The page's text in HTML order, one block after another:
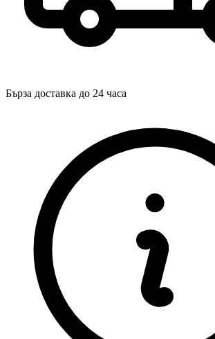
Бърза доставка до 24 часа